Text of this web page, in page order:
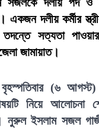
একজন দলীয় কর্মীর
সত্যতা
জামায়াত।
(৬ আগস্ট)
নিয়ে আলোচনা
নুরুল ইসলাম সজল